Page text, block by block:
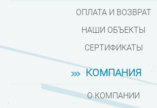
ОПЛАТА И ВОЗВРАТ
НАШИ ОБЪЕКТЫ
СЕРТИФИКАТЫ
КОМПАНИЯ
О КОМПАНИИ